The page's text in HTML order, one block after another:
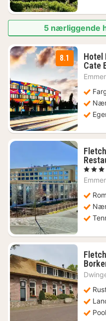
5 nærliggende
8.1
Hotel
Cate
1
natt
924
kr.
, 4
Pool